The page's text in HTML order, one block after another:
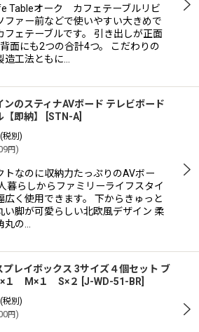
Tableオーク カフェテーブルリビ
ファー前などで使いやすい大きめで
フェテーブルです。 引き出しが正面
面にも2つの合計4つ。 こだわりの
造工法ともに…
ンのスティナAVボード テレビボード
即納】
STN-A
(税別)
円)
トなのに収納力たっぷりのAVボー
暮らしからファミリーライフスタイ
広く使用できます。 下からきゅっと
い脚が可愛らしい北欧風デザイン 柔
丸の…
プレイボックス 3サイズ４個セット ブ
１ M×１ S×２
J-WD-51-BR
(税別)
円)